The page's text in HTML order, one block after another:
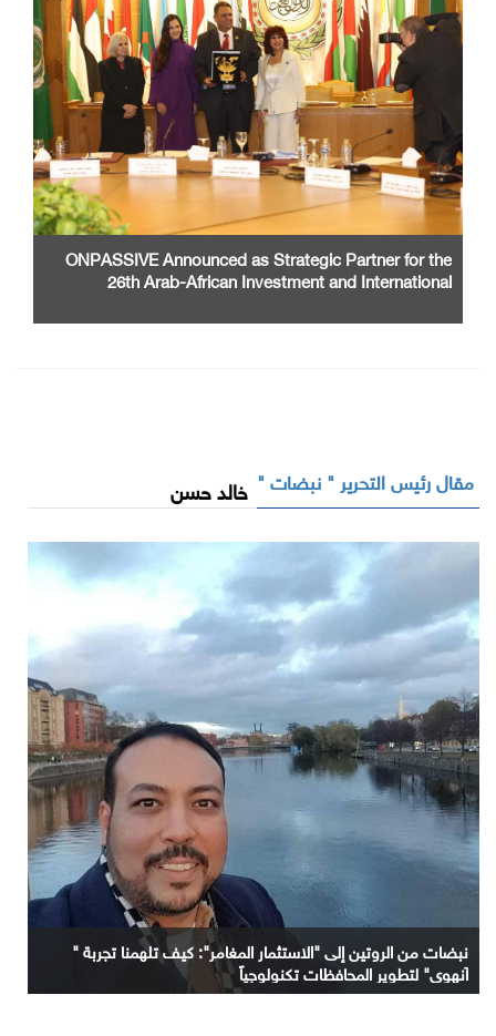
ONPASSIVE Announced as Strategic Partner for the
26th Arab-African Investment and International
مقال رئيس التحرير " نبضات " خالد حسن
نبضات من الروتين إلى "الاستثمار المغامر": كيف تلهمنا تجربة "
آنهوي" لتطوير المحافظات تكنولوجياً